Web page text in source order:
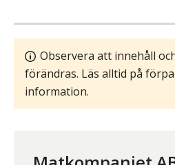
Observera att innehåll
förändras. Läs alltid på
information.